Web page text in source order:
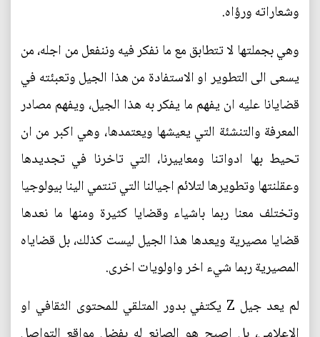
وشعاراته ورؤاه.
وهي بجملتها لا تتطابق مع ما نفكر فيه وننفعل من اجله، من
يسعى الى التطوير او الاستفادة من هذا الجيل وتعبئته في
قضايانا عليه ان يفهم ما يفكر به هذا الجيل، ويفهم مصادر
المعرفة والتنشئة التي يعيشها ويعتمدها، وهي اكبر من ان
تحيط بها ادواتنا ومعاييرنا، التي تاخرنا في تجديدها
وعقلنتها وتطويرها لتلائم اجيالنا التي تنتمي الينا بيولوجيا
وتختلف معنا ربما باشياء وقضايا كثيرة ومنها ما نعدها
قضايا مصيرية ويعدها هذا الجيل ليست كذلك، بل قضاياه
المصيرية ربما شيء اخر واولويات اخرى.
لم يعد جيل Z يكتفي بدور المتلقي للمحتوى الثقافي او